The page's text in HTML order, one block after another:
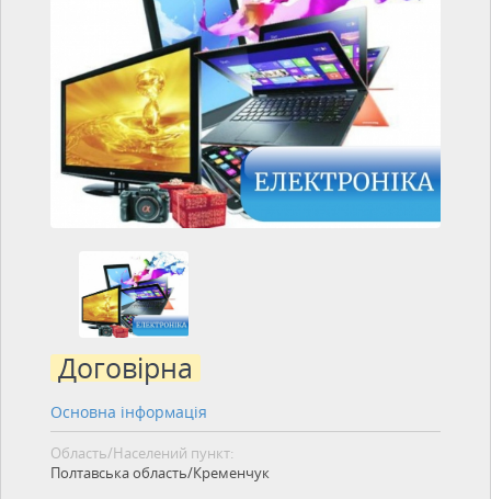
Договірна
Основна інформація
Область/Населений пункт:
Полтавська область/Кременчук